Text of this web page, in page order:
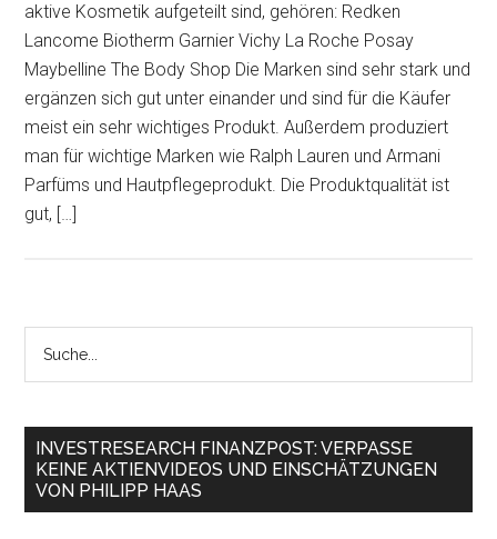
aktive Kosmetik aufgeteilt sind, gehören: Redken
Lancome Biotherm Garnier Vichy La Roche Posay
Maybelline The Body Shop Die Marken sind sehr stark und
ergänzen sich gut unter einander und sind für die Käufer
meist ein sehr wichtiges Produkt. Außerdem produziert
man für wichtige Marken wie Ralph Lauren und Armani
Parfüms und Hautpflegeprodukt. Die Produktqualität ist
gut, […]
INVESTRESEARCH FINANZPOST: VERPASSE
KEINE AKTIENVIDEOS UND EINSCHÄTZUNGEN
VON PHILIPP HAAS